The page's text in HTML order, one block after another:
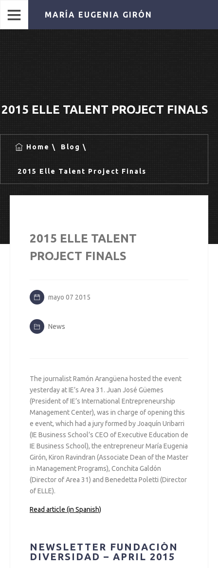
MARÍA EUGENIA GIRÓN
2015 ELLE TALENT PROJECT FINALS
Home Blog
2015 Elle Talent Project Finals
2015 ELLE TALENT
PROJECT FINALS
mayo 07 2015
News
The journalist Ramón Arangüena hosted the event
yesterday at IE’s Area 31. Juan José Güemes
(President of IE’s International Entrepreneurship
Management Center), was in charge of opening this
e event, which had a jury formed by Joaquín Uribarri
(IE Business School’s CEO of Executive Education de
IE Business School), the entrepreneur María Eugenia
Girón, Kiron Ravindran (Associate Dean of the Master
in Management Programs), Conchita Galdón
(Director of Area 31) and Benedetta Poletti (Director
of ELLE).
Read article (in Spanish)
Navegación
NEWSLETTER FUNDACIÓN
DIVERSIDAD – APRIL 2015